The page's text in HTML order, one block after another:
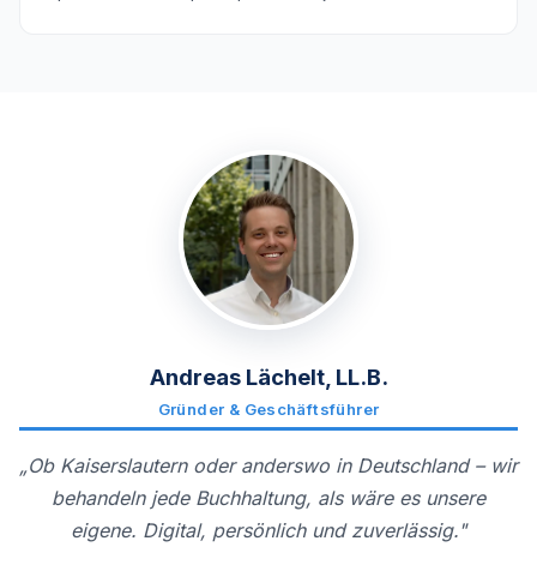
Andreas Lächelt, LL.B.
Gründer & Geschäftsführer
„Ob Kaiserslautern oder anderswo in Deutschland – wir
behandeln jede Buchhaltung, als wäre es unsere
eigene. Digital, persönlich und zuverlässig."